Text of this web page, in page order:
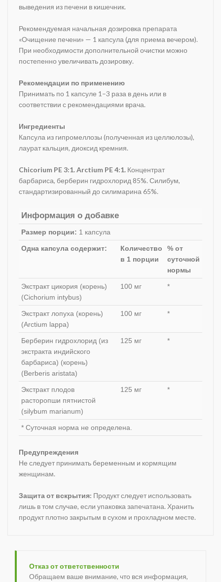
выведения из печени в кишечник.
Рекомендуемая начальная дозировка препарата
«Очищение печени» — 1 капсула (для приема вечером).
При необходимости дополнительной очистки можно
постепенно увеличивать дозировку.
Рекомендации по применению
Принимать по 1 капсуле 1–3 раза в день или в
соответствии с рекомендациями врача.
Ингредиенты
Капсула из гипромеллозы (полученная из целлюлозы),
лаурат кальция, диоксид кремния.
Chicorium PE 3:1. Arctium PE 4:1. Концентрат
барбариса, берберин гидрохлорид 85%. Силибум,
стандартизированный до силимарина 65%.
Информация о добавке
Размер порции: 1 капсула
Одна капсула содержит:
Количество
в 1 порции
% от
суточной
нормы
Экстракт цикория (корень)
(Cichorium intybus)
100 мг *
Экстракт лопуха (корень)
(Arctium lappa)
100 мг *
Берберин гидрохлорид (из
экстракта индийского
барбариса) (корень)
(Berberis aristata)
125 мг *
Экстракт плодов
расторопши пятнистой
(silybum marianum)
125 мг *
* Суточная норма не определена.
Предупреждения
Не следует принимать беременным и кормящим
женщинам.
Защита от вскрытия: Продукт следует использовать
лишь в том случае, если упаковка запечатана. Хранить
продукт плотно закрытым в сухом и прохладном месте.
Отказ от ответственности
Обращаем ваше внимание, что вся информация,